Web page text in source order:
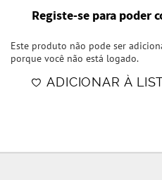
Registe-se para poder
Este produto não pode ser
porque você não está logado.
ADICIONAR À